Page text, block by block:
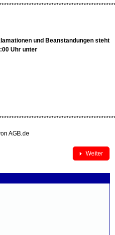
und Beanstandungen steht
Uhr unter
AGB.de
Weiter